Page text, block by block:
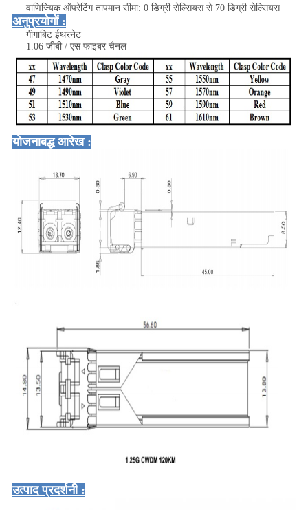
वाणिज्यिक ऑपरेटिंग तापमान सीमा: 0 डिग्री सेल्सियस से 70 डिग्री सेल्सियस
अनुप्रयोगों :
गीगाबिट ईथरनेट
1.06 जीबी / एस फाइबर चैनल
योजनाबद्ध आरेख :
उत्पाद प्रदर्शनी :